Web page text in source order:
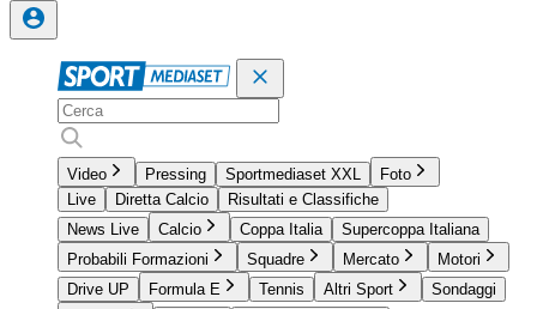
Video Pressing Sportmediaset XXL
Foto
Live
Diretta Calcio
Risultati e Classifiche
News Live
Calcio Coppa Italia
Supercoppa Italiana
Probabili Formazioni
Squadre Mercato
Motori
Drive UP
Formula E Tennis Altri Sport
Sondaggi